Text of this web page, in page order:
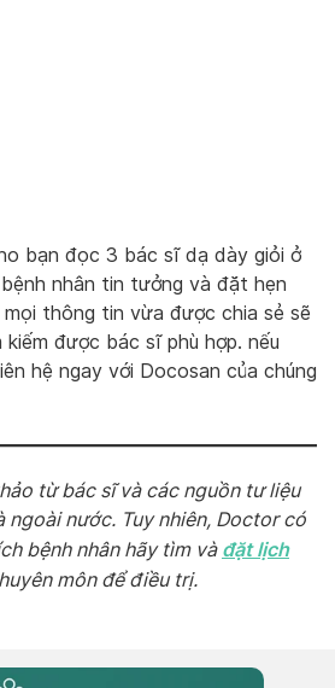
bạn đọc 3 bác sĩ dạ dày giỏi ở
nhân tin tưởng và đặt hẹn
thông tin vừa được chia sẻ sẽ
được bác sĩ phù hợp. nếu
hệ ngay với Docosan của chúng
từ bác sĩ và các nguồn tư liệu
ngoài nước. Tuy nhiên, Doctor có
bệnh nhân hãy tìm và đặt lịch
môn để điều trị.